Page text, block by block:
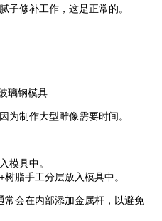
子修补工作，这是正常的。
璃钢模具
为制作大型雕像需要时间。
模具中。
脂手工分层放入模具中。
会在内部添加金属杆，以避免